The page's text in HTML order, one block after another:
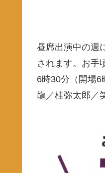
昼席出演中の週
されます。お手
6時30分（開場6
龍／桂弥太郎／